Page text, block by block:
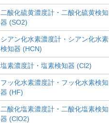
二酸化硫黄濃度計・二酸化硫黄検知
器 (SO2)
シアン化水素濃度計・シアン化水素
検知器 (HCN)
塩素濃度計・塩素検知器 (Cl2)
フッ化水素濃度計・フッ化水素検知
器 (HF)
二酸化塩素濃度計・二酸化塩素検知
器 (ClO2)